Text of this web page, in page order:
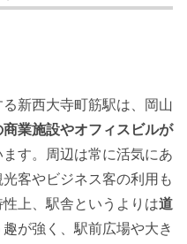
新西大寺町筋駅は、岡山
商業施設やオフィスビルが
ます。周辺は常に活気にあ
客やビジネス客の利用も
上、駅舎というよりは道
が強く、駅前広場や大き